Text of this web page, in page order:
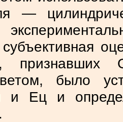
—
было
и Eц и